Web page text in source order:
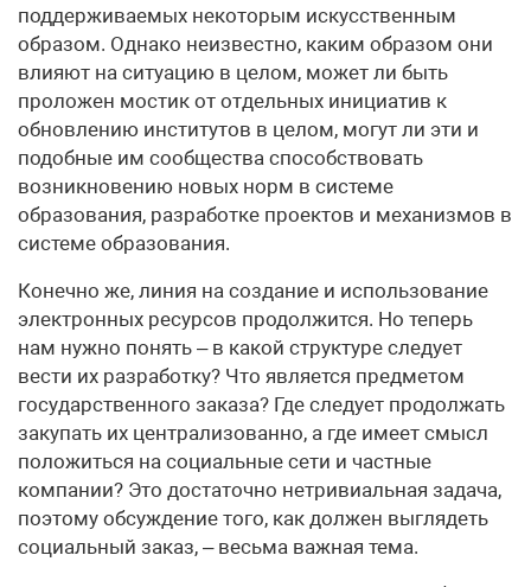
поддерживаемых некоторым искусственным
образом. Однако неизвестно, каким образом они
влияют на ситуацию в целом, может ли быть
проложен мостик от отдельных инициатив к
обновлению институтов в целом, могут ли эти и
подобные им сообщества способствовать
возникновению новых норм в системе
образования, разработке проектов и механизмов в
системе образования.
Конечно же, линия на создание и использование
электронных ресурсов продолжится. Но теперь
нам нужно понять – в какой структуре следует
вести их разработку? Что является предметом
государственного заказа? Где следует продолжать
закупать их централизованно, а где имеет смысл
положиться на социальные сети и частные
компании? Это достаточно нетривиальная задача,
поэтому обсуждение того, как должен выглядеть
социальный заказ, – весьма важная тема.